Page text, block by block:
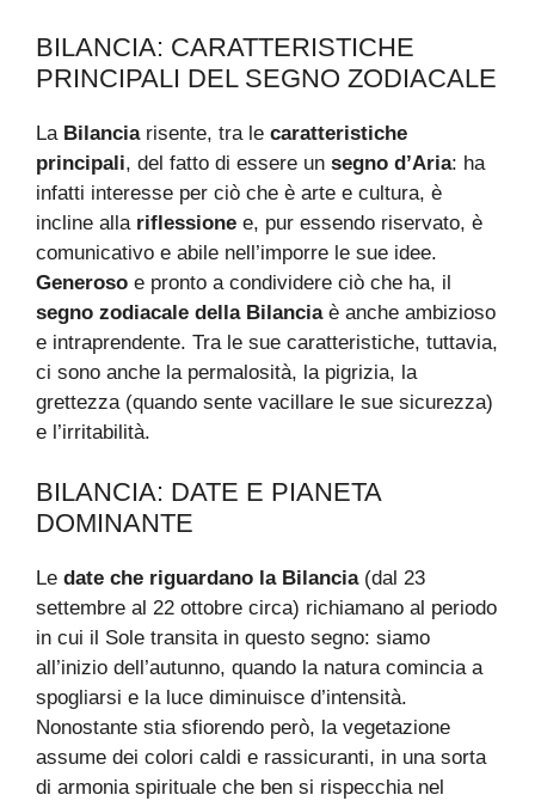
BILANCIA: CARATTERISTICHE
PRINCIPALI DEL SEGNO ZODIACALE
La Bilanciarisente, tra le caratteristiche
principali, del fatto di essere un segno d’Aria: ha
infatti interesse per ciò che è arte e cultura, è
incline alla riflessione e, pur essendo riservato, è
comunicativo e abile nell’imporre le sue idee.
Generoso e pronto a condividere ciò che ha, il
segno zodiacale della Bilanciaè anche ambizioso
e intraprendente. Tra le sue caratteristiche, tuttavia,
ci sono anche la permalosità, la pigrizia, la
grettezza (quando sente vacillare le sue sicurezza)
e l’irritabilità.
BILANCIA: DATE E PIANETA
DOMINANTE
Le date che riguardano la Bilancia(dal 23
settembre al 22 ottobre circa) richiamano al periodo
in cui il Sole transita in questo segno: siamo
all’inizio dell’autunno, quando la natura comincia a
spogliarsi e la luce diminuisce d’intensità.
Nonostante stia sfiorendo però, la vegetazione
assume dei colori caldi e rassicuranti, in una sorta
di armonia spirituale che ben si rispecchia nel